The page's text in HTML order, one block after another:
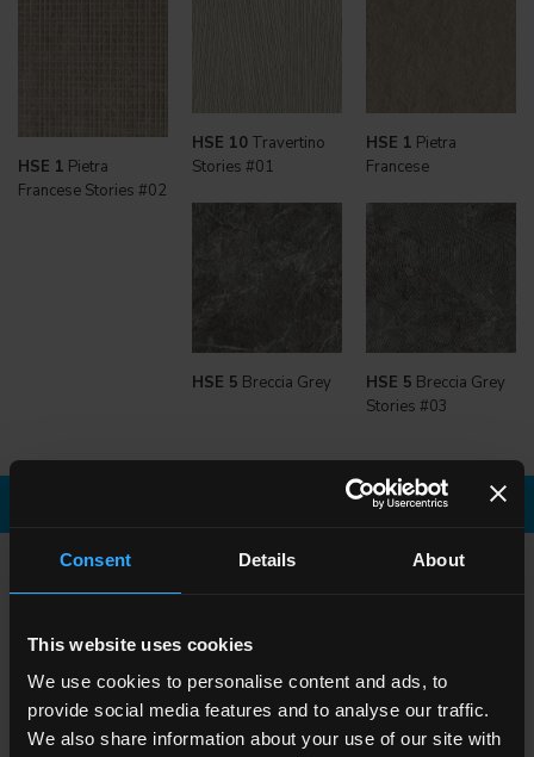
Consent Details About
This website uses cookies
We use cookies to personalise content and ads, to
provide social media features and to analyse our traffic.
We also share information about your use of our site with
HSE 10Travertino
Stories #01
HSE 1 Pietra
Francese
HSE 1 Pietra
Francese Stories #02
HSE 5 Breccia Grey HSE 5 Breccia Grey
Stories #03
Richiedi informazioni
SCEGLI UNA COLLEZIONE PER
Indoor
Outdoor